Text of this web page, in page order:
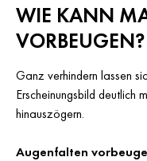
WIE KANN
VORBEUGEN?
Ganz verhindern lassen
Erscheinungsbild deutlich
hinauszögern.
Augenfalten